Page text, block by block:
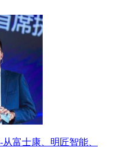
富士康、明匠智能、